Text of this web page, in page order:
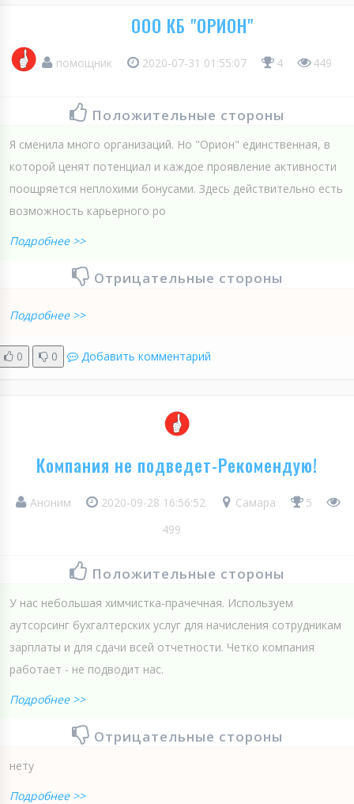
ООО КБ "ОРИОН"
помощник 2020-07-31 01:55:07 4 449
Положительные стороны
Я сменила много организаций. Но "Орион" единственная, в
которой ценят потенциал и каждое проявление активности
поощряется неплохими бонусами. Здесь действительно есть
возможность карьерного ро
Подробнее >>
Отрицательные стороны
Подробнее >>
0 0 Добавить комментарий
Компания не подведет-Рекомендую!
Аноним 2020-09-28 16:56:52 Самара
5
499
Положительные стороны
У нас небольшая химчистка-прачечная. Используем
аутсорсинг бухгалтерских услуг для начисления сотрудникам
зарплаты и для сдачи всей отчетности. Четко компания
работает - не подводит нас.
Подробнее >>
Отрицательные стороны
нету
Подробнее >>